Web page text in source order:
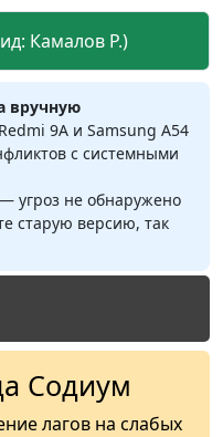
Камалов Р.)
вручную
9A и Samsung A54
с системными
угроз не обнаружено
старую версию, так
Содиум
лагов на слабых